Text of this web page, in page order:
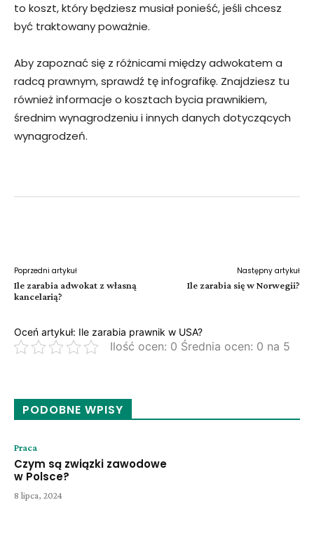
to koszt, który będziesz musiał ponieść, jeśli chcesz
być traktowany poważnie.
Aby zapoznać się z różnicami między adwokatem a
radcą prawnym, sprawdź tę infografikę. Znajdziesz tu
również informacje o kosztach bycia prawnikiem,
średnim wynagrodzeniu i innych danych dotyczących
wynagrodzeń.
Poprzedni artykuł
Ile zarabia adwokat z własną
kancelarią?
Następny artykuł
Ile zarabia się w Norwegii?
Oceń artykuł: Ile zarabia prawnik w USA?
Ilość ocen: 0 Średnia ocen: 0 na 5
PODOBNE WPISY
Praca
Czym są związki zawodowe
w Polsce?
8 lipca, 2024